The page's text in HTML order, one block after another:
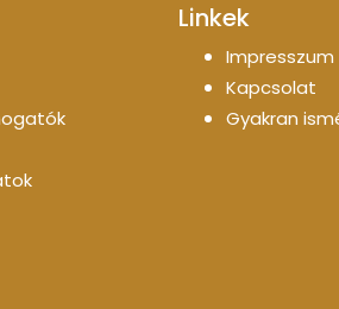
Linkek
Impresszum
Kapcsolat
Gyakran